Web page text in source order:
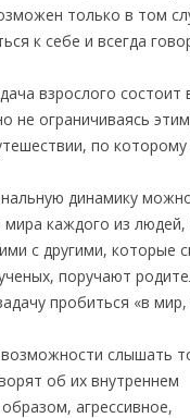
только в том
к себе и всегда
взрослого
не ограничиваясь
по
динамику
мира каждого из
с другими, которые
поручают
пробиться «в
слышать
об их внутреннем
агрессивное,